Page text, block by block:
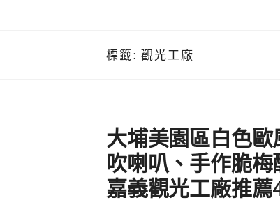
標籤: 觀光工廠
大埔美園區白色
吹喇叭、手作脆
嘉義觀光工廠推薦